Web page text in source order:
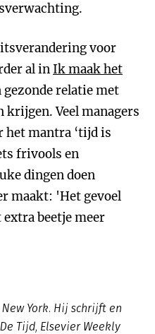
voor
al inIk maak het
gezonde relatie met
Veel managers
het mantra ‘tijd is
frivools en
dingen doen
maakt: 'Het gevoel
extra beetje meer
York. Hij schrijft en
Tijd, Elsevier Weekly